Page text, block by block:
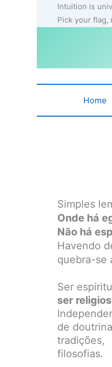
Intuition is
Pick your flag,
Home
Simples
Onde há
Não há
Havendo
quebra-se
Ser
ser
de
tradições,
filosofias.